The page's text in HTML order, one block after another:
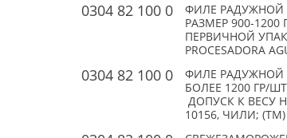
0304 82 100 0
ФИЛЕ РАДУЖНОЙ
РАЗМЕР 900-
ПЕРВИЧНОЙ
PROCESADORA
0304 82 100 0
ФИЛЕ РАДУЖНОЙ
БОЛЕЕ 1200 ГР/
ДОПУСК К ВЕСУ
10156, ЧИЛИ;